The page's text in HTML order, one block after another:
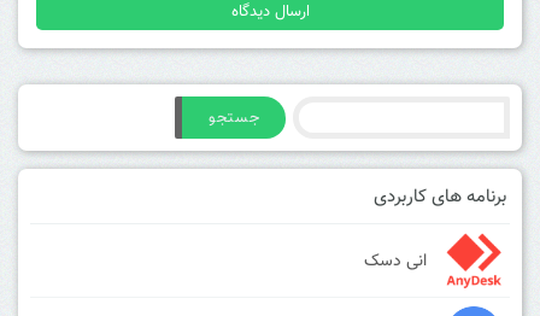
جستجو
برنامه های کاربردی
انی دسک